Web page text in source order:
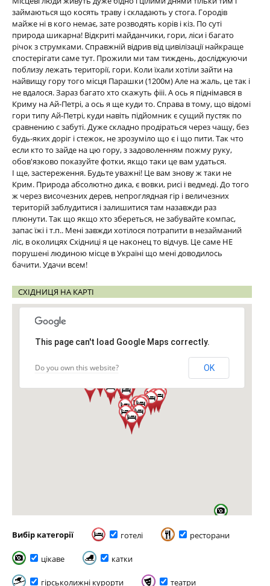
займаються що косять траву і складають у стога. Городів
майже ні в кого немає, зате розводять корів і кіз. По суті
природа шикарна! Відкриті майданчики, гори, ліси і багато
річок з струмками. Справжній відрив від цивілізації найкраще
спостерігати саме тут. Прожили ми там тиждень, досліджуючи
поблизу лежать території, гори. Коли їхали хотіли зайти на
найвищу гору того місця Парашки (1200м) Але на жаль, це так і
не вдалося. Зараз багато хто скажуть фііі. А ось я піднімався в
Криму на Ай-Петрі, а ось я ще куди то. Справа в тому, що відомі
гори типу Ай-Петрі, куди навіть підйомник є сущий пустяк по
сравнению с забуті. Дуже складно продіраться через чащу, без
будь-яких доріг і стежок, не зрозуміло що є і що пити. Так что
если кто то зайде на цю гору, з задоволенням пожму руку,
обов'язково показуйте фотки, якщо таки це вам удаться.
І ще, застереження. Будьте уважні! Це вам знову ж таки не
Крим. Природа абсолютно дика, є вовки, рисі і ведмеді. До того
ж через височезних дерев, непроглядная гір і величезних
територій заблудитися і залишитися там назавжди раз
плюнути. Так що якщо хто збереться, не забувайте компас,
запас їжі і т.п.. Мені завжди хотілося потрапити в незайманий
ліс, в околицях Східниці я це наконец то відчув. Це саме НЕ
порушені людиною місце в Україні що мені доводилось
бачити. Удачи всем!
СХІДНИЦЯ НА КАРТІ
This page can't load Google Maps correctly.
Do you own this website? OK
Вибір категорії готелі ресторани
цікаве катки
гірськолижні курорти театри